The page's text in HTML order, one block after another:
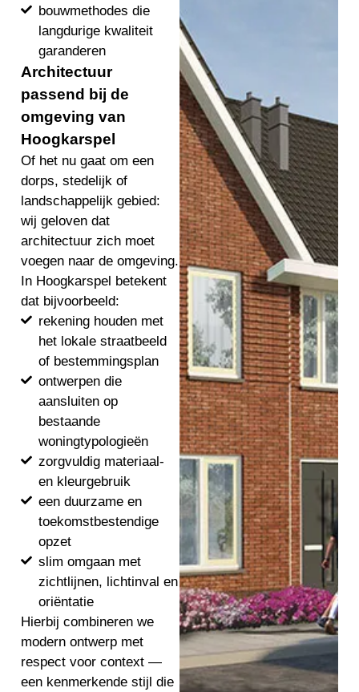
bouwmethodes die
langdurige kwaliteit
garanderen
Architectuur
passend bij de
omgeving van
Hoogkarspel
Of het nu gaat om een
dorps, stedelijk of
landschappelijk gebied:
wij geloven dat
architectuur zich moet
voegen naar de omgeving.
In Hoogkarspel betekent
dat bijvoorbeeld:
rekening houden met
het lokale straatbeeld
of bestemmingsplan
ontwerpen die
aansluiten op
bestaande
woningtypologieën
zorgvuldig materiaal-
en kleurgebruik
een duurzame en
toekomstbestendige
opzet
slim omgaan met
zichtlijnen, lichtinval en
oriëntatie
Hierbij combineren we
modern ontwerp met
respect voor context —
een kenmerkende stijl die